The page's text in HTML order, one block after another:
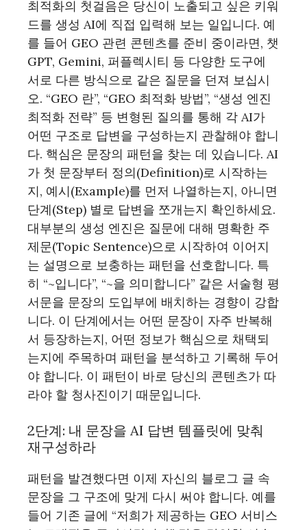
최적화의 첫걸음은 당신이 노출되고 싶은 키워
드를 생성 AI에 직접 입력해 보는 일입니다. 예
를 들어 GEO 관련 콘텐츠를 준비 중이라면, 챗
GPT, Gemini, 퍼플렉시티 등 다양한 도구에
서로 다른 방식으로 같은 질문을 던져 보십시
오. “GEO 란”, “GEO 최적화 방법”, “생성 엔진
최적화 전략” 등 변형된 질의를 통해 각 AI가
어떤 구조로 답변을 구성하는지 관찰해야 합니
다. 핵심은 문장의 패턴을 찾는 데 있습니다. AI
가 첫 문장부터 정의(Definition)로 시작하는
지, 예시(Example)를 먼저 나열하는지, 아니면
단계(Step) 별로 답변을 쪼개는지 확인하세요.
대부분의 생성 엔진은 질문에 대해 명확한 주
제문(Topic Sentence)으로 시작하여 이어지
는 설명으로 보충하는 패턴을 선호합니다. 특
히 “~입니다”, “~을 의미합니다” 같은 서술형 평
서문을 문장의 도입부에 배치하는 경향이 강합
니다. 이 단계에서는 어떤 문장이 자주 반복해
서 등장하는지, 어떤 정보가 핵심으로 채택되
는지에 주목하며 패턴을 분석하고 기록해 두어
야 합니다. 이 패턴이 바로 당신의 콘텐츠가 따
라야 할 청사진이기 때문입니다.
2단계: 내 문장을 AI 답변 템플릿에 맞춰
재구성하라
패턴을 발견했다면 이제 자신의 블로그 글 속
문장을 그 구조에 맞게 다시 써야 합니다. 예를
들어 기존 글에 “저희가 제공하는 GEO 서비스